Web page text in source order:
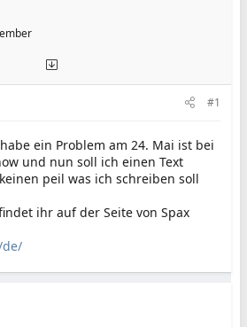
#1
ein Problem am 24. Mai ist bei
und nun soll ich einen Text
peil was ich schreiben soll
ihr auf der Seite von Spax
de/